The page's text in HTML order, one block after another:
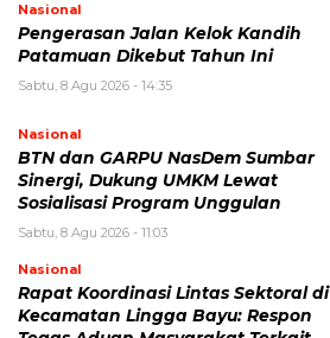
Nasional
Pengerasan Jalan Kelok Kandih
Patamuan Dikebut Tahun Ini
Sabtu, 8 Agu 2026 - 14:35
Nasional
BTN dan GARPU NasDem Sumbar
Sinergi, Dukung UMKM Lewat
Sosialisasi Program Unggulan
Sabtu, 8 Agu 2026 - 11:03
Nasional
Rapat Koordinasi Lintas Sektoral di
Kecamatan Lingga Bayu: Respon